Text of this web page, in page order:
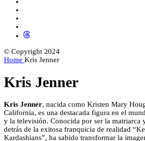
© Copyright 2024
Home Kris Jenner
Kris Jenner
Kris Jenner, nacida como Kristen Mary
California, es una destacada figura en el
y la televisión. Conocida por ser la matriarca
detrás de la exitosa franquicia de realidad
Kardashians”, ha sabido transformar la